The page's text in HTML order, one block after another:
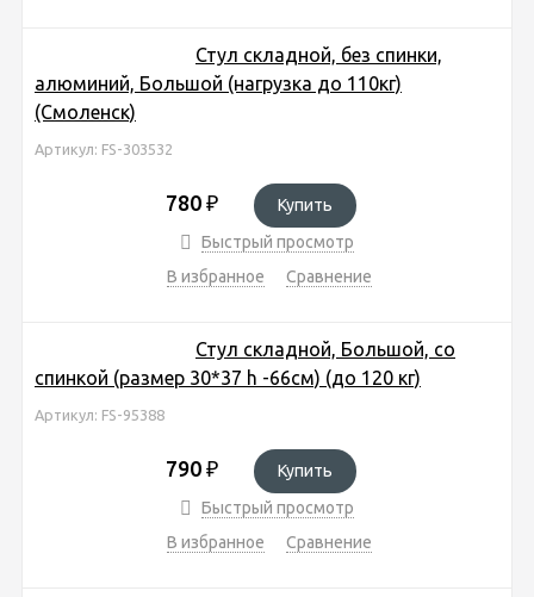
Стул складной, без спинки,
алюминий, Большой (нагрузка до 110кг)
(Смоленск)
Артикул: FS-303532
780 ₽
Купить
Быстрый просмотр
В избранное
Сравнение
Стул складной, Большой, со
спинкой (размер 30*37 h -66см) (до 120 кг)
Артикул: FS-95388
790 ₽
Купить
Быстрый просмотр
В избранное
Сравнение